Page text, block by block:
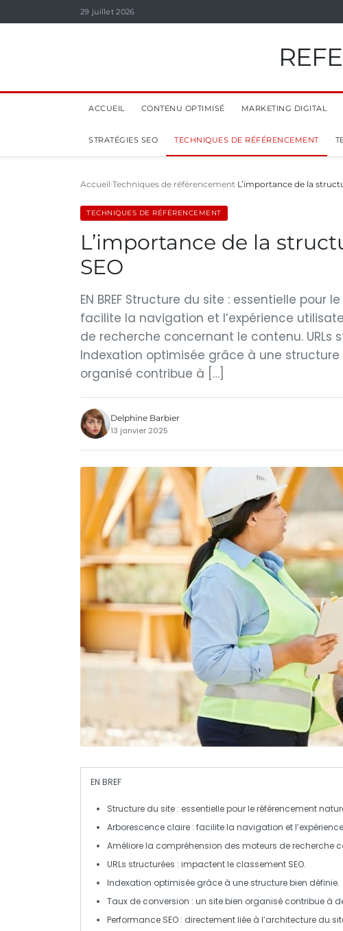
29 juillet 2026
ACCUEIL CONTENU OPTIMISÉ MARKETING DIGITAL
STRATÉGIES SEO TECHNIQUES DE RÉFÉRENCEMENT
Accueil Techniques de référencement L’importance de la
TECHNIQUES DE RÉFÉRENCEMENT
L’importance de la
SEO
EN BREF Structure du site : essentielle
facilite la navigation et l’expérience
de recherche concernant le contenu. URLs
Indexation optimisée grâce à une
organisé contribue à […]
Delphine Barbier
13 janvier 2025
EN BREF
Structure du site : essentielle pour leréférencement
Arborescence claire : facilite la navigation et
Améliore la compréhension des moteurs de recherche
URLs structurées : impactent le classement SEO.
Indexation optimisée grâce à une structure bien définie.
Taux de conversion : un site bien organisé contribue à
Performance SEO : directement liée à l’architecture du